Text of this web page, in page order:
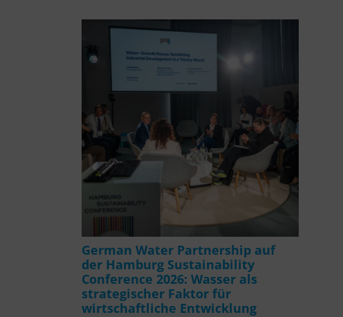
German Water Partnership auf
der Hamburg Sustainability
Conference 2026: Wasser als
strategischer Faktor für
wirtschaftliche Entwicklung